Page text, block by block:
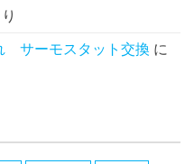
サーモスタット交換 に